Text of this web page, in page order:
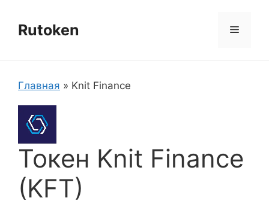
содержимому
Rutoken Меню
Главная » Knit Finance
Токен Knit Finance
(KFT)